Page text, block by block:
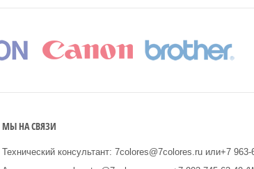
МЫ НА СВЯЗИ
Технический консультант: 7colores@7colores.ru или+7 963-